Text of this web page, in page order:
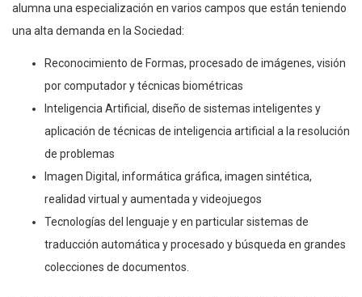
alumna una especialización en varios campos que están teniendo
una alta demanda en la Sociedad:
Reconocimiento de Formas, procesado de imágenes, visión
por computador y técnicas biométricas
Inteligencia Artificial, diseño de sistemas inteligentes y
aplicación de técnicas de inteligencia artificial a la resolución
de problemas
Imagen Digital, informática gráfica, imagen sintética,
realidad virtual y aumentada y videojuegos
Tecnologías del lenguaje y en particular sistemas de
traducción automática y procesado y búsqueda en grandes
colecciones de documentos.